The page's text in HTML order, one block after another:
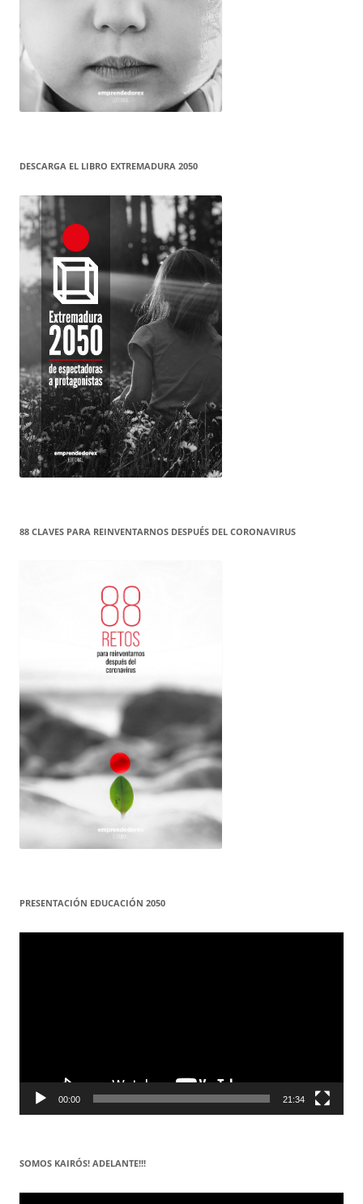
DESCARGA EL LIBRO EXTREMADURA 2050
88 CLAVES PARA REINVENTARNOS DESPUÉS DEL CORONAVIRUS
PRESENTACIÓN EDUCACIÓN 2050
Reproductor
00:00 21:34
SOMOS KAIRÓS! ADELANTE!!!
Reproductor